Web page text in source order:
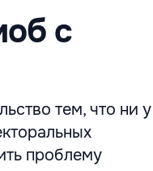
с
тем, что ни у
проблему